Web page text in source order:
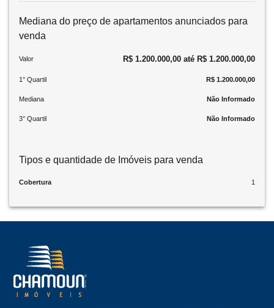
Mediana do preço de apartamentos anunciados para
venda
Valor R$ 1.200.000,00 até R$ 1.200.000,00
1° Quartil R$ 1.200.000,00
Mediana Não Informado
3° Quartil Não Informado
Tipos e quantidade de Imóveis para venda
Cobertura 1